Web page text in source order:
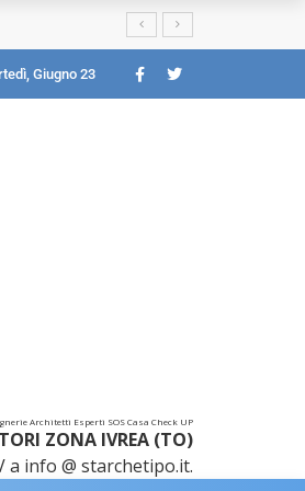
Giugno 23
Architetti Esperti SOS Casa Check UP
ZONA IVREA (TO)
a info @ starchetipo.it.